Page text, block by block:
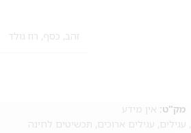
זהב, כסף, רוז גולד
מק"ט: אין מידע
, עגילים, עגילים ארוכים, תכשיטים לחינה